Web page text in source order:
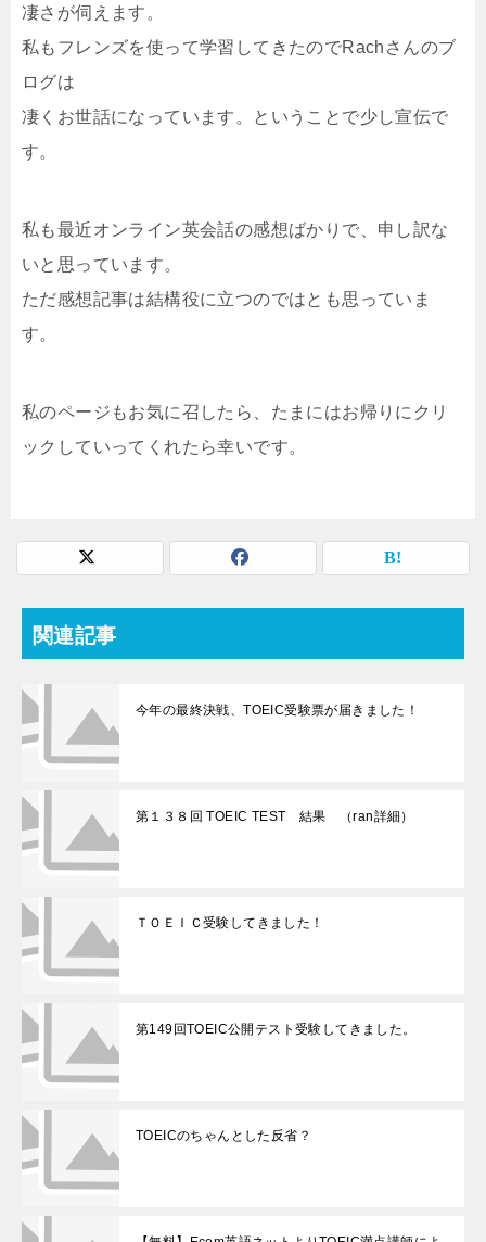
凄さが伺えます。
私もフレンズを使って学習してきたのでRachさんのブ
ログは
凄くお世話になっています。ということで少し宣伝で
す。
私も最近オンライン英会話の感想ばかりで、申し訳な
いと思っています。
ただ感想記事は結構役に立つのではとも思っていま
す。
私のページもお気に召したら、たまにはお帰りにクリ
ックしていってくれたら幸いです。
関連記事
今年の最終決戦、TOEIC受験票が届きました！
第１３８回 TOEIC TEST 結果 （ran詳細）
ＴＯＥＩＣ受験してきました！
第149回TOEIC公開テスト受験してきました。
TOEICのちゃんとした反省？